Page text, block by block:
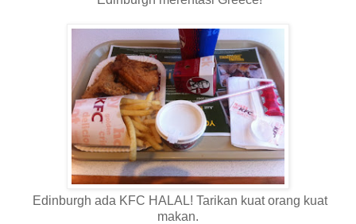
Edinburgh ada KFC HALAL! Tarikan kuat orang kuat
makan.